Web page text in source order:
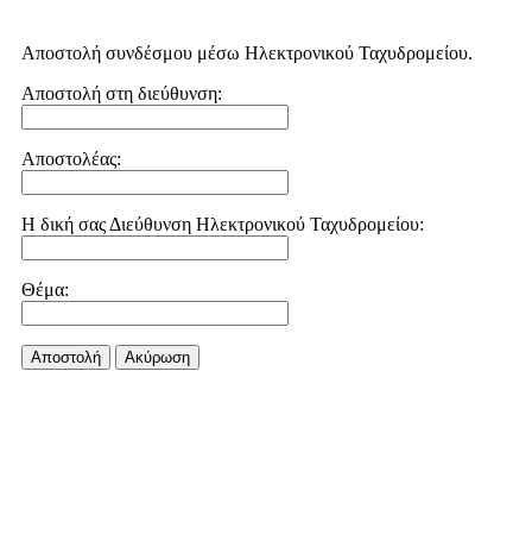
Αποστολή συνδέσμου μέσω Ηλεκτρονικού Ταχυδρομείου.
Αποστολή στη διεύθυνση:
Αποστολέας:
Η δική σας Διεύθυνση Ηλεκτρονικού Ταχυδρομείου:
Θέμα:
Αποστολή Aκύρωση